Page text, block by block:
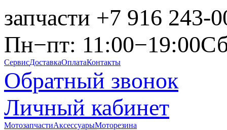
запчасти +7 916 243-
Пн−пт: 11:00−19:00
СервисДоставкаОплатаКонтакты
Обратный звонок
Личный кабинет
МотозапчастиАксессуарыМоторезина